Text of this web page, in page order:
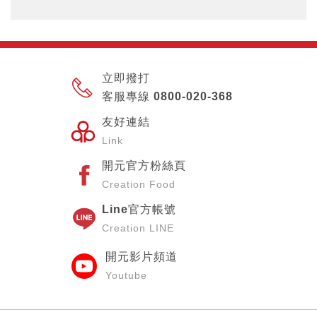
立即撥打
客服專線 0800-020-368
友好連結
Link
開元官方粉絲頁
Creation Food
Line官方帳號
Creation LINE
開元影片頻道
Youtube